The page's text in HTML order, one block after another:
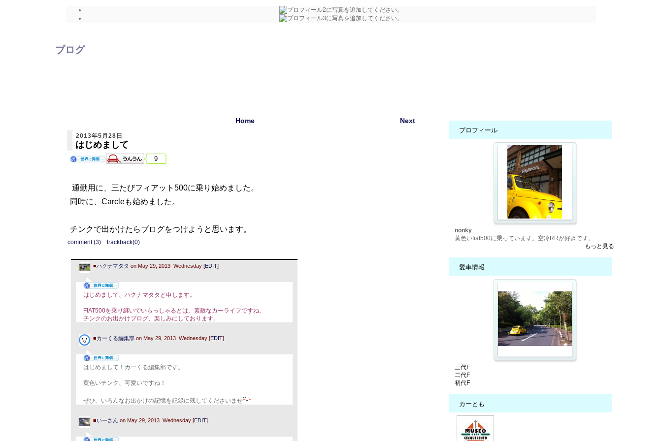
ブログ
Next
Home
2013年5月28日
はじめまして
9
通勤用に、三たびフィアット500に乗り始めました。
同時に、Carcleも始めました。
チンクで出かけたらブログをつけようと思います。
comment (3) trackback(0)
■ハクナマタタ on May 29, 2013 Wednesday [EDIT]
はじめまして、ハクナマタタと申します。
FIAT500を乗り継いでいらっしゃるとは、素敵なカーライフですね。
チンクのお出かけブログ、楽しみにしております。
■カーくる編集部on May 29, 2013 Wednesday [EDIT]
はじめまして！カーくる編集部です。
黄色いチンク、可愛いですね！
ぜひ、いろんなお出かけの記憶を記録に残してくださいませ
■いーさん on May 29, 2013 Wednesday [EDIT]
プロフィール
nonky
黄色いfiat500に乗っています。空冷RRが好きです。
もっと見る
愛車情報
三代F
二代F
初代F
カーとも